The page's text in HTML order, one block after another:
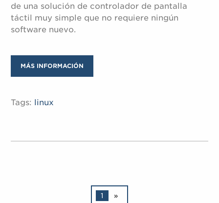
de una solución de controlador de pantalla
táctil muy simple que no requiere ningún
software nuevo.
MÁS INFORMACIÓN
Tags: linux
1 »